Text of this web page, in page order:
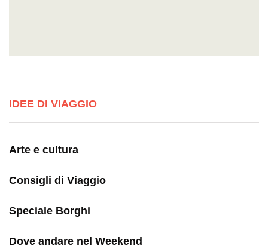
IDEE DI VIAGGIO
Arte e cultura
Consigli di Viaggio
Speciale Borghi
Dove andare nel Weekend